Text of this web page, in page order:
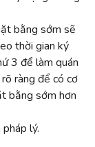
bằng sớm sẽ
thời gian ký
3 để làm quán
ràng để có cơ
bằng sớm hơn
lý.